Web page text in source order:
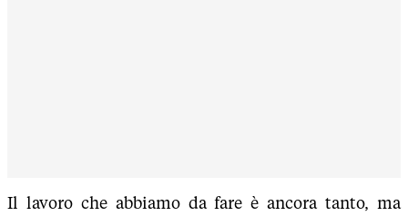
Il lavoro che abbiamo da fare è ancora tanto, ma